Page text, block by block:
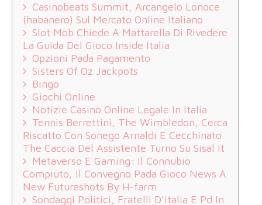
Casinobeats Summit, Arcangelo Lonoce
(habanero) Sul Mercato Online Italiano
Slot Mob Chiede A Mattarella Di Rivedere
La Guida Del Gioco Inside Italia
Opzioni Pada Pagamento
Sisters Of Oz Jackpots
Bingo
Giochi Online
Notizie Casinò Online Legale In Italia
Tennis Berrettini, The Wimbledon, Cerca
Riscatto Con Sonego Arnaldi E Cecchinato
The Caccia Del Assistente Turno Su Sisal It
Metaverso E Gaming: Il Connubio
Compiuto, Il Convegno Pada Gioco News A
New Futureshots By H-farm
Sondaggi Politici, Fratelli D’italia E Pd In